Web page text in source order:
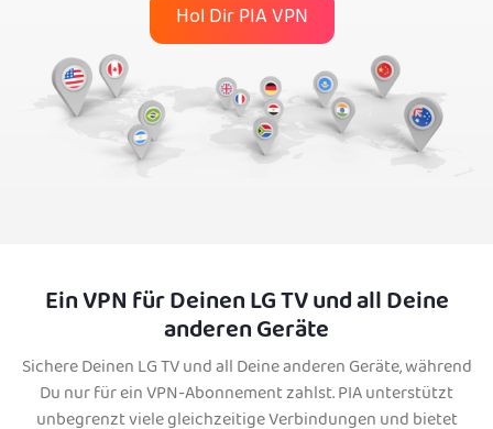
Hol Dir PIA VPN
Ein VPN für Deinen LG TV und all Deine
anderen Geräte
Sichere Deinen LG TV und all Deine anderen Geräte, während
Du nur für ein VPN-Abonnement zahlst. PIA unterstützt
unbegrenzt viele gleichzeitige Verbindungen und bietet